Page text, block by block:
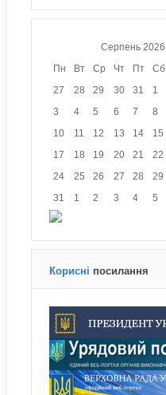
Серпень 2026
Пн Вт Ср Чт Пт Сб
27 28 29 30 31 1
3 4 5 6 7 8
10 11 12 13 14 15
17 18 19 20 21 22
24 25 26 27 28 29
31 1 2 3 4 5
Корисні посилання